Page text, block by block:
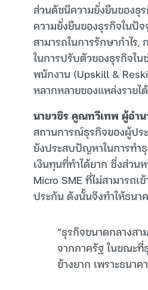
ส่วนดัชนีความยั่งยืนของธุ
ความยั่งยืนของธุรกิจในปั
สามารถในการรักษากำไร
ในการปรับตัวของธุรกิจใ
พนักงาน (Upskill &
หลากหลายของแหล่งรายได้
นายวชิร คูณทวีเทพ ผู้อำ
สถานการณ์ธุรกิจของผู้ปร
ยังประสบปัญหาในการทำ
เงินทุนที่ทำได้ยาก ซึ่งส่วน
Micro SME ที่ไม่สามารถ
ประกัน ดังนั้นจึงทำให้ธนา
“ธุรกิจขนาดกลางสา
จากภาครัฐ ในขณะที่
ข้างยาก เพราะธนา